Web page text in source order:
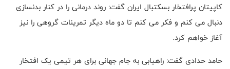
کاپیتان پرافتخار بسکتبال ایران گفت: روند درمانی را در کنار بدنسازی
دنبال می کنم و فکر می کنم تا دو ماه دیگر تمرینات گروهی را نیز
آغاز خواهم کرد.
حامد حدادی گفت: راهیابی به جام جهانی برای هر تیمی یک افتخار